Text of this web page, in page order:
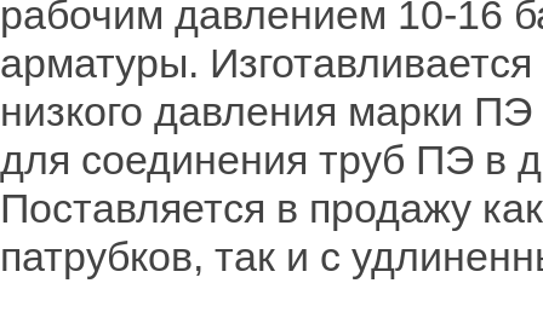
рабочим давлением 10-16
арматуры.
низкого давления марки
для соединения труб ПЭ в
Поставляется в продажу
патрубков, так и с